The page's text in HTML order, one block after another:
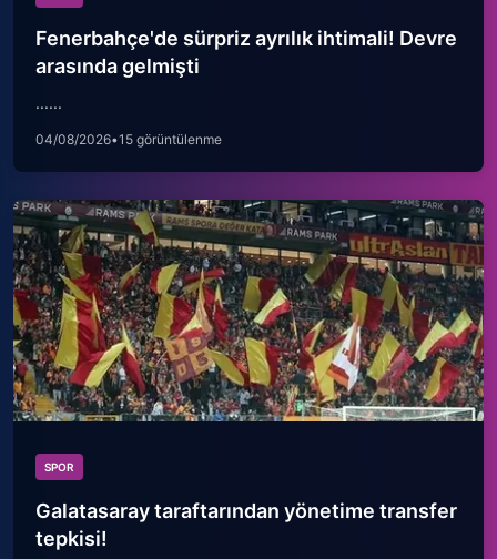
Fenerbahçe'de sürpriz ayrılık ihtimali! Devre
arasında gelmişti
......
04/08/2026•15 görüntülenme
SPOR
Galatasaray taraftarından yönetime transfer
tepkisi!